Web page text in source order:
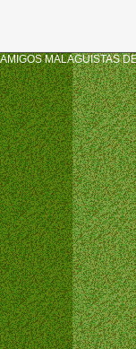
AMIGOS MALAGUISTAS